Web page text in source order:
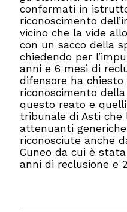
confermati in
riconoscimento
vicino che la vide
con un sacco della
chiedendo per
anni e 6 mesi di
difensore ha
riconoscimento
questo reato e
tribunale di Asti che
attenuanti
riconosciute anche
Cuneo da cui è
anni di reclusione e